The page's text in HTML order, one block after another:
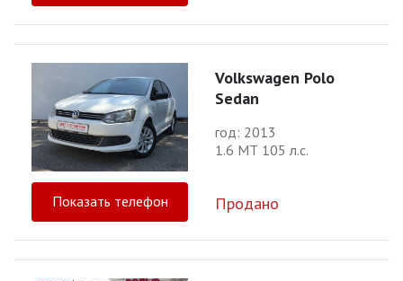
Volkswagen Polo
Sedan
год: 2013
1.6 МТ 105 л.с.
Показать телефон Продано